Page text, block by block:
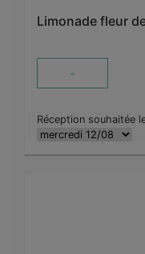
Limonade fleur
-
Réception souhaitée